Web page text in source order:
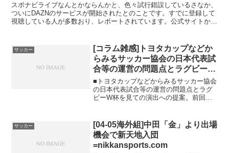
スポナビライブなんとかならんかと、色々試行錯誤しているさなか、
ついにDAZNのサービスが開始されたとのことです。すでに登録して
視聴している人が多数おり、レポートされています。公式サイトから
サッカー
[コラム雑感]トヨタカップなどか
らみるサッカー協会の日本代表試
合等の運営の問題点とラグビーW
杯を見ての演出への提案。
■トヨタカップなどからみるサッカー協会
の日本代表試合等の運営の問題点とラグ
ビーW杯を見ての演出への提案。前回紹
サッカー
[04-05海外組]中田「金」より出場
機会で新天地入団
=nikkansports.com